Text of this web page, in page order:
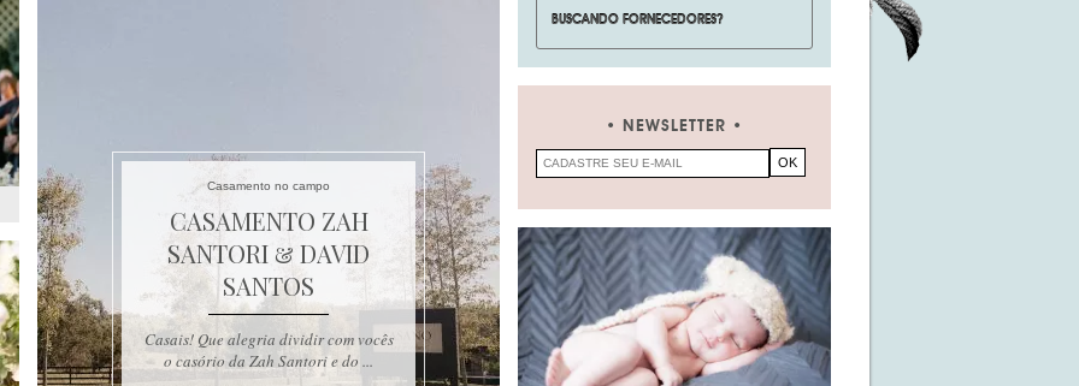
Casamento no campo
CASAMENTO ZAH
SANTORI & DAVID
SANTOS
Casais! Que alegria dividir com vocês
o casório da Zah Santori e do ...
NEWSLETTER